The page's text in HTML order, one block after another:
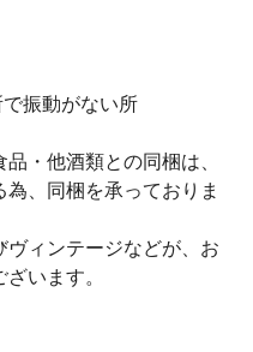
振動がない所
・他酒類との同梱は、
、同梱を承っておりま
ィンテージなどが、お
います。